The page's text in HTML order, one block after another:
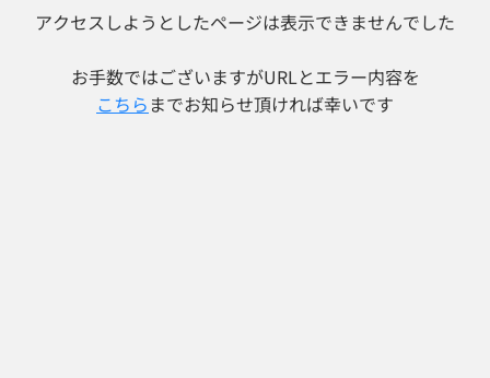
アクセスしようとしたページは表示できませんでした
お手数ではございますがURLとエラー内容を
こちら までお知らせ頂ければ幸いです